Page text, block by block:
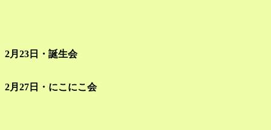
2月23日・誕生会
2月27日・にこにこ会